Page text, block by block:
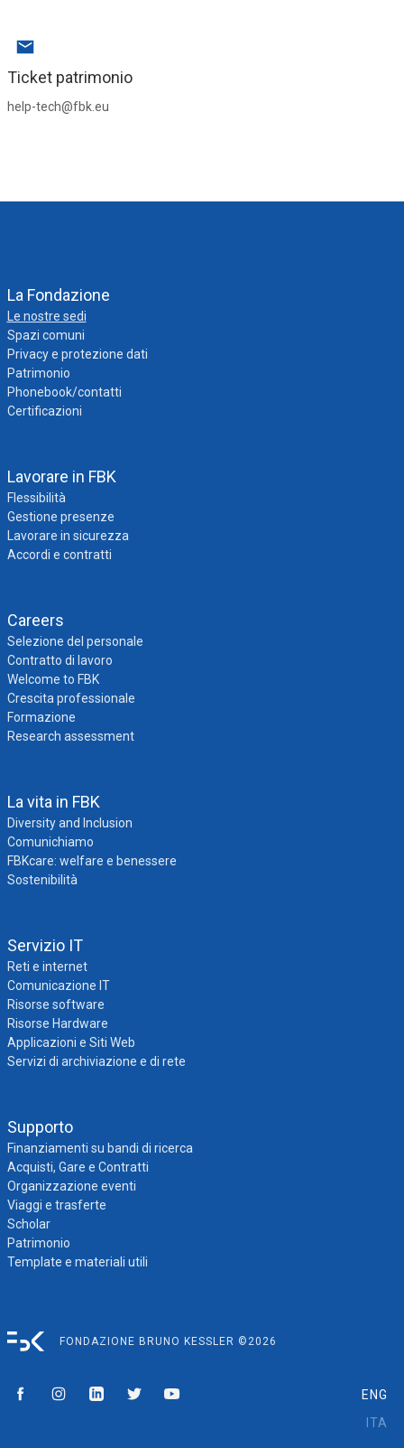
Ticket patrimonio
help-tech@fbk.eu
La Fondazione
Le nostre sedi
Spazi comuni
Privacy e protezione dati
Patrimonio
Phonebook/contatti
Certificazioni
Lavorare in FBK
Flessibilità
Gestione presenze
Lavorare in sicurezza
Accordi e contratti
Careers
Selezione del personale
Contratto di lavoro
Welcome to FBK
Crescita professionale
Formazione
Research assessment
La vita in FBK
Diversity and Inclusion
Comunichiamo
FBKcare: welfare e benessere
Sostenibilità
Servizio IT
Reti e internet
Comunicazione IT
Risorse software
Risorse Hardware
Applicazioni e Siti Web
Servizi di archiviazione e di rete
Supporto
Finanziamenti su bandi di ricerca
Acquisti, Gare e Contratti
Organizzazione eventi
Viaggi e trasferte
Scholar
Patrimonio
Template e materiali utili
FONDAZIONE BRUNO KESSLER ©2026
ENG
ITA